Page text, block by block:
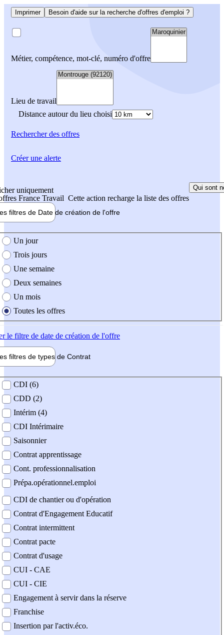
Imprimer Besoin d'aide sur la recherche d'offres d'emploi ?
Métier, compétence, mot-clé, numéro d'offre
Lieu de travail
Distance autour du lieu choisi
Rechercherdes offres
uniquement
France Travail Cette action recharge la liste des offres
Qui sont
filtres de Date de création de l'offre
création de l'offre
Un jour
Trois jours
Une semaine
Deux semaines
Un mois
Toutes les offres
le filtre de date de création de l'offre
filtres de types de Contrat
contrat
CDI (6)
CDD (2)
Intérim (4)
CDI Intérimaire
Saisonnier
Contrat apprentissage
Cont. professionnalisation
Prépa.opérationnel.emploi
CDI de chantier ou d'opération
Contrat d'Engagement Educatif
Contrat intermittent
Contrat pacte
Contrat d'usage
CUI - CAE
CUI - CIE
Engagement à servir dans la réserve
Franchise
Insertion par l'activ.éco.
Créer une alerte